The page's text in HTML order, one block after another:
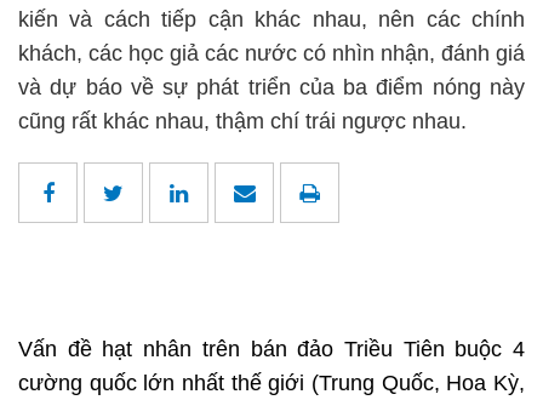
kiến và cách tiếp cận khác nhau, nên các chính
khách, các học giả các nước có nhìn nhận, đánh giá
và dự báo về sự phát triển của ba điểm nóng này
cũng rất khác nhau, thậm chí trái ngược nhau.
Vấn đề hạt nhân trên bán đảo Triều Tiên buộc 4
cường quốc lớn nhất thế giới (Trung Quốc, Hoa Kỳ,